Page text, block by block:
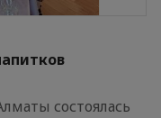
состоялась